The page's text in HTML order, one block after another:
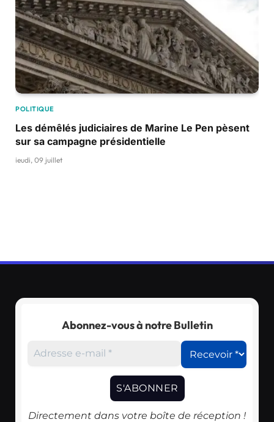
POLITIQUE
Les démêlés judiciaires de Marine Le Pen pèsent
sur sa campagne présidentielle
jeudi, 09 juillet
Abonnez-vous à notre Bulletin
Directement dans votre boîte de réception !